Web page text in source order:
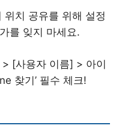
위치 공유를 위해 설정
를 잊지 마세요.
> [사용자 이름] > 아이
찾기’ 필수 체크!